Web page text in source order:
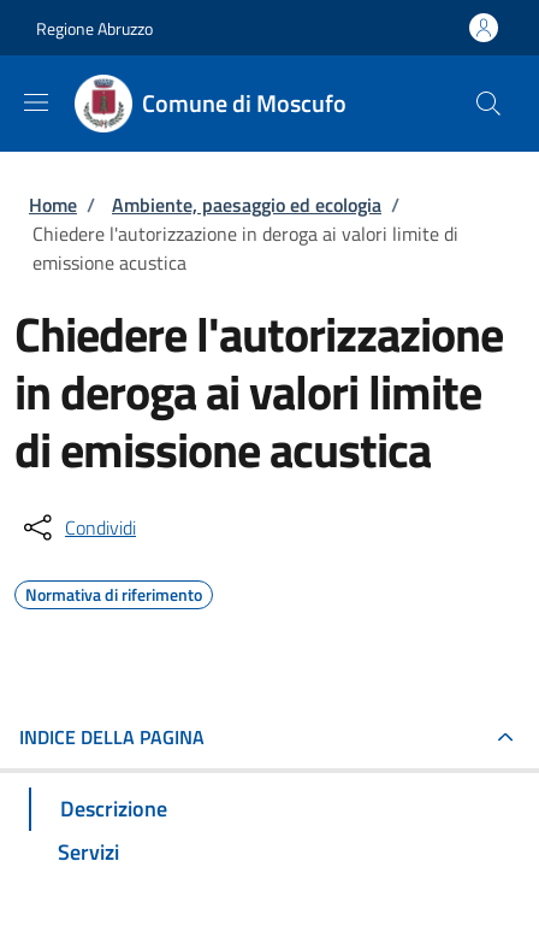
Regione Abruzzo
Comune di Moscufo
Briciole di pane
Home / Ambiente, paesaggio ed ecologia /
Chiedere l'autorizzazione in deroga ai valori limite di
emissione acustica
Chiedere l'autorizzazione
in deroga ai valori limite
di emissione acustica
Condividi
Normativa di riferimento
INDICE DELLA PAGINA
Descrizione
Servizi